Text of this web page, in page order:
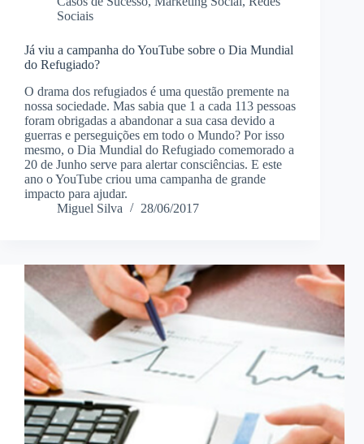
Sociais
Já viu a campanha do YouTube sobre o Dia Mundial
do Refugiado?
O drama dos refugiados é uma questão premente na
nossa sociedade. Mas sabia que 1 a cada 113 pessoas
foram obrigadas a abandonar a sua casa devido a
guerras e perseguições em todo o Mundo? Por isso
mesmo, o Dia Mundial do Refugiado comemorado a
20 de Junho serve para alertar consciências. E este
ano o YouTube criou uma campanha de grande
impacto para ajudar.
Miguel Silva
28/06/2017